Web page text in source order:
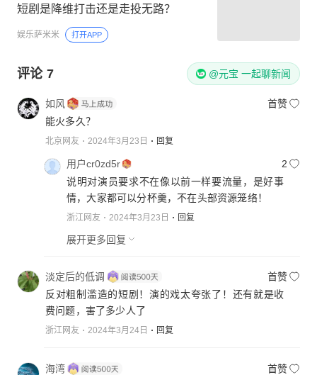
短剧是降维打击还是走投无路？
娱乐萨米米 打开APP
评论 7 @元宝 一起聊新闻
如风
首赞
能火多久？
北京网友 2024年3月23日 回复
用户cr0zd5r
2
说明对演员要求不在像以前一样要流量，是好事
情，大家都可以分杯羹，不在头部资源笼络！
浙江网友 2024年3月23日 回复
展开更多回复
淡定后的低调
首赞
反对粗制滥造的短剧！演的戏太夸张了！还有就是收
费问题，害了多少人了
浙江网友 2024年3月24日 回复
海湾
首赞